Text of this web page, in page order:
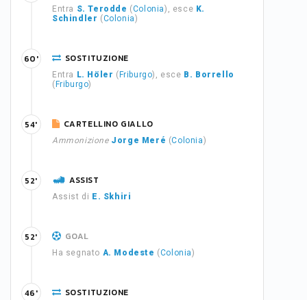
Entra S. Terodde (Colonia), esce K.
Schindler (Colonia)
SOSTITUZIONE
Entra L. Höler ( Friburgo), esce B. Borrello
( Friburgo)
60'
CARTELLINO GIALLO
Ammonizione Jorge Meré (Colonia)
54'
ASSIST
Assist di E. Skhiri
52'
GOAL
Ha segnato A. Modeste (Colonia)
52'
SOSTITUZIONE
46'